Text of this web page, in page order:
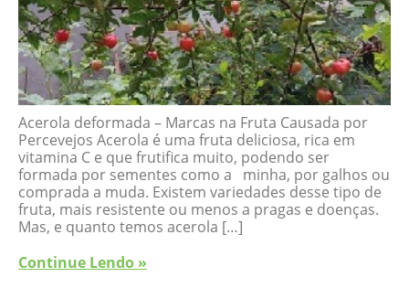
Acerola deformada – Marcas na Fruta Causada por
Percevejos Acerola é uma fruta deliciosa, rica em
vitamina C e que frutifica muito, podendo ser
formada por sementes como a minha, por galhos ou
comprada a muda. Existem variedades desse tipo de
fruta, mais resistente ou menos a pragas e doenças.
Mas, e quanto temos acerola […]
Continue Lendo »